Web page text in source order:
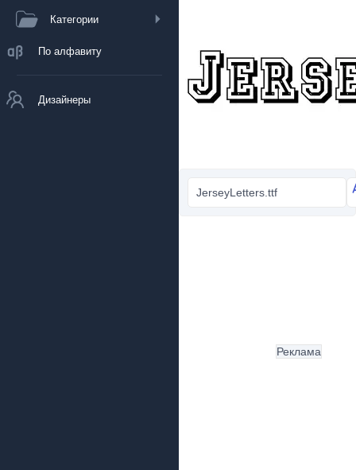
Категории
По алфавиту
Дизайнеры
JerseyLetters.ttf
Реклама